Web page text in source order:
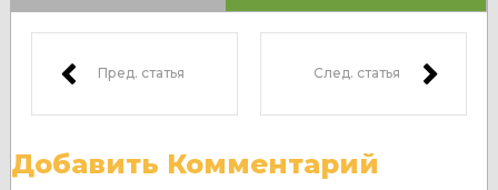
Пред. статья След. статья
Добавить Комментарий